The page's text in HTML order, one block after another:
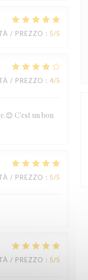
/ PREZZO : 5/5
/ PREZZO : 4/5
C'est un bon
/ PREZZO : 5/5
/ PREZZO : 5/5